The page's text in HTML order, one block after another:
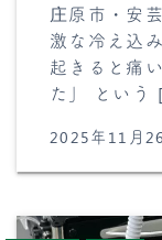
庄原市・安
激な冷え込
起きると痛
た」 とい
2025年11月